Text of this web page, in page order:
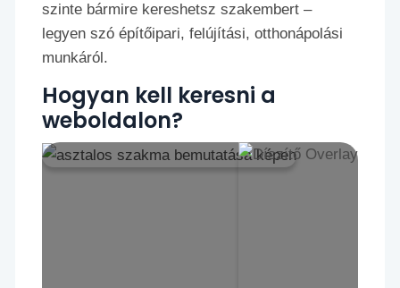
szinte bármire kereshetsz szakembert –
legyen szó építőipari, felújítási, otthonápolási
munkáról.
Hogyan kell keresni a
weboldalon?